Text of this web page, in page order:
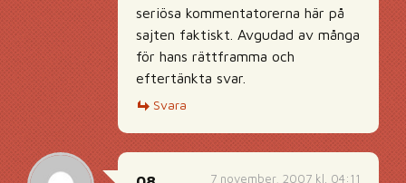
seriösa kommentatorerna här på
sajten faktiskt. Avgudad av många
för hans rättframma och
eftertänkta svar.
Svara
7 november, 2007 kl. 04:11